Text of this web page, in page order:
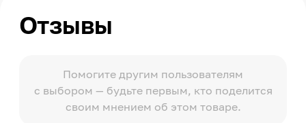
Отзывы
Помогите другим пользователям
с выбором — будьте первым, кто поделится
своим мнением об этом товаре.